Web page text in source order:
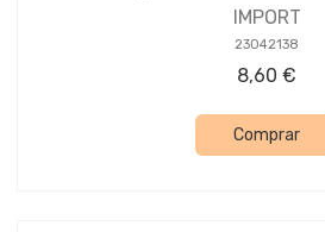
IMPORT
23042138
8,60 €
Comprar